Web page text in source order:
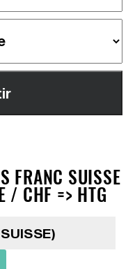
FRANC SUISSE
/ CHF => HTG